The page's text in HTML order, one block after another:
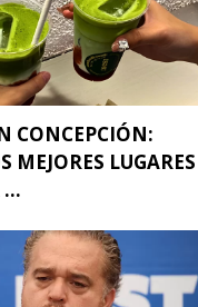
CONCEPCIÓN:
MEJORES LUGARES